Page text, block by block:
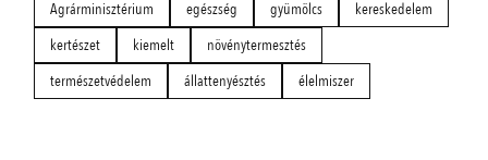
Agrárminisztérium egészség gyümölcs
kereskedelem
kertészet
kiemelt
növénytermesztés
természetvédelem
állattenyésztés élelmiszer